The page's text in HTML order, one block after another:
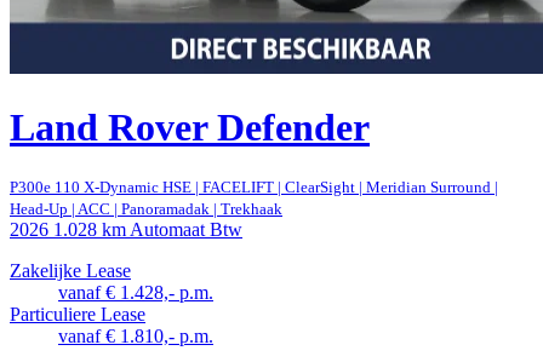
Land Rover Defender
P300e 110 X-Dynamic HSE | FACELIFT | ClearSight | Meridian Surround |
Head-Up | ACC | Panoramadak | Trekhaak
2026 1.028 km Automaat Btw
Zakelijke Lease
vanaf € 1.428,- p.m.
Particuliere Lease
vanaf € 1.810,- p.m.